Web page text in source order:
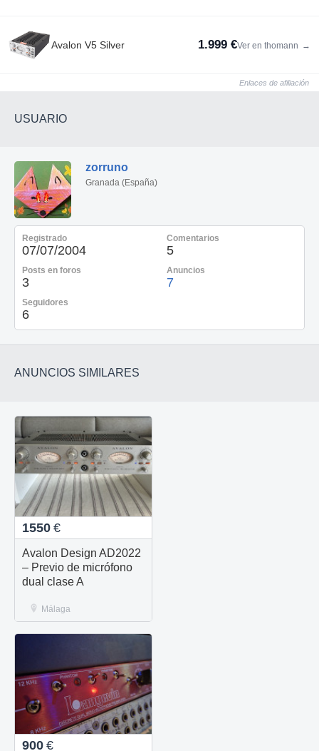
Avalon V5 Silver 1.999 €Ver en thomann →
Enlaces de afiliación
USUARIO
zorruno
Granada (España)
Registrado
07/07/2004
Comentarios
5
Posts en foros
3
Anuncios
7
Seguidores
6
ANUNCIOS SIMILARES
1550 €
Avalon Design AD2022
– Previo de micrófono
dual clase A
Málaga
900 €